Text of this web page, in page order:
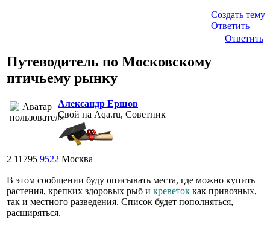
Создать тему
Ответить
Ответить
Путеводитель по Московскому
птичьему рынку
Александр Ершов
Свой на Aqa.ru, Советник
2 11795 9522 Москва
В этом сообщении буду описывать места, где можно купить
растения, крепких здоровых рыб и креветок как привозных,
так и местного разведения. Список будет пополняться,
расширяться.